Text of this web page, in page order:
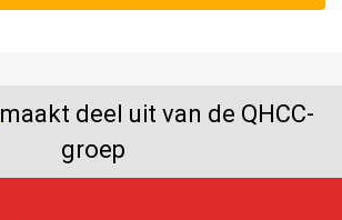
maakt deel uit van de QHCC-
groep